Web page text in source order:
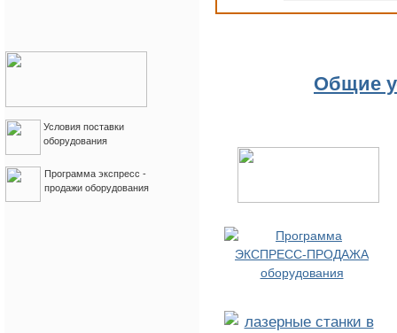
Условия поставки
оборудования
Программа экспресс -
продажи оборудования
Общие